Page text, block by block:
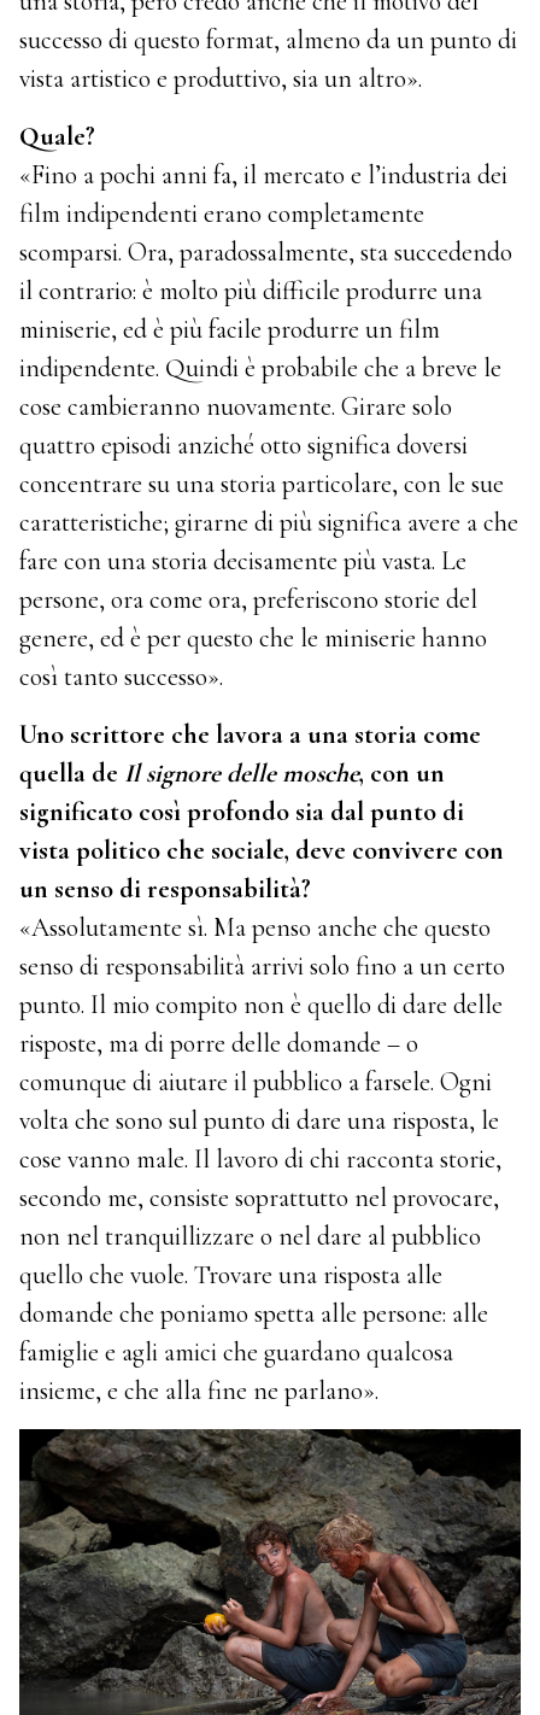
successo di questo format, almeno da un punto di
vista artistico e produttivo, sia un altro».
Quale?
«Fino a pochi anni fa, il mercato e l’industria dei
film indipendenti erano completamente
scomparsi. Ora, paradossalmente, sta succedendo
il contrario: è molto più difficile produrre una
miniserie, ed è più facile produrre un film
indipendente. Quindi è probabile che a breve le
cose cambieranno nuovamente. Girare solo
quattro episodi anziché otto significa doversi
concentrare su una storia particolare, con le sue
caratteristiche; girarne di più significa avere a che
fare con una storia decisamente più vasta. Le
persone, ora come ora, preferiscono storie del
genere, ed è per questo che le miniserie hanno
così tanto successo».
Uno scrittore che lavora a una storia come
quella de Il signore delle mosche, con un
significato così profondo sia dal punto di
vista politico che sociale, deve convivere con
un senso di responsabilità?
«Assolutamente sì. Ma penso anche che questo
senso di responsabilità arrivi solo fino a un certo
punto. Il mio compito non è quello di dare delle
risposte, ma di porre delle domande – o
comunque di aiutare il pubblico a farsele. Ogni
volta che sono sul punto di dare una risposta, le
cose vanno male. Il lavoro di chi racconta storie,
secondo me, consiste soprattutto nel provocare,
non nel tranquillizzare o nel dare al pubblico
quello che vuole. Trovare una risposta alle
domande che poniamo spetta alle persone: alle
famiglie e agli amici che guardano qualcosa
insieme, e che alla fine ne parlano».